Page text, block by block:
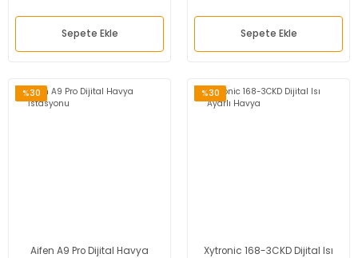
Sepete Ekle Sepete Ekle
%30
Aifen A9 Pro Dijital Havya
%30
Xytronic 168-3CKD Dijital Isı